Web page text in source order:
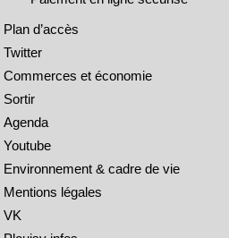
Plan d’accès
Twitter
Commerces et économie
Sortir
Agenda
Youtube
Environnement & cadre de vie
Mentions légales
VK